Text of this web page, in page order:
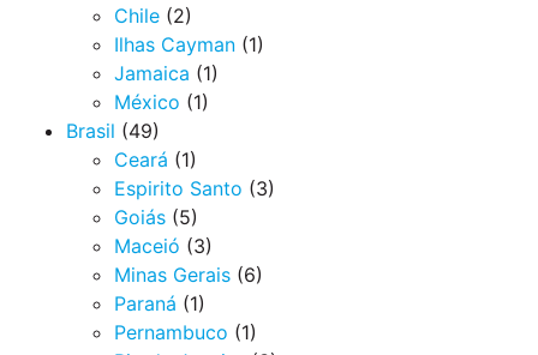
Chile (2)
Ilhas Cayman (1)
Jamaica (1)
México (1)
Brasil (49)
Ceará (1)
Espirito Santo (3)
Goiás (5)
Maceió (3)
Minas Gerais (6)
Paraná (1)
Pernambuco (1)